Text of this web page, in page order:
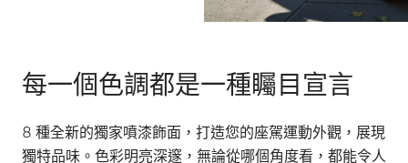
每一個色調都是一種矚目宣言
8 種全新的獨家噴漆飾面，打造您的座駕運動外觀，展現
獨特品味。色彩明亮深邃，無論從哪個角度看，都能令人